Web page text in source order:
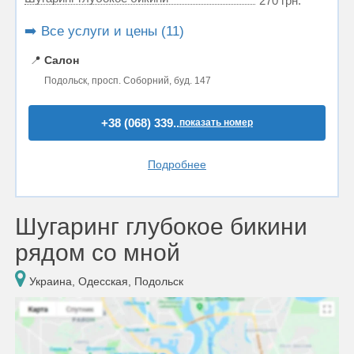
➡️ Все услуги и цены (11)
📍 Салон
Подольск, просп. Соборний, буд. 147
+38 (068) 339..показать номер
Подробнее
Шугаринг глубокое бикини
рядом со мной
Украина, Одесская, Подольск